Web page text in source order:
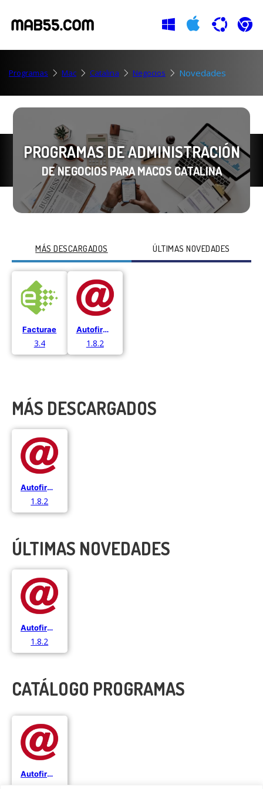
Programas Mac Catalina Negocios Novedades
PROGRAMAS DE ADMINISTRACIÓN
DE NEGOCIOS PARA MACOS CATALINA
MÁS DESCARGADOS ÚLTIMAS NOVEDADES
Facturae
3.4
Autofirma
1.8.2
MÁS DESCARGADOS
Autofirma
1.8.2
ÚLTIMAS NOVEDADES
Autofirma
1.8.2
CATÁLOGO PROGRAMAS
Autofirma